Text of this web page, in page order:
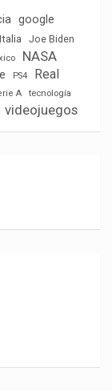
google
Italia Joe Biden
NASA
PS4
Real
A
tecnología
videojuegos